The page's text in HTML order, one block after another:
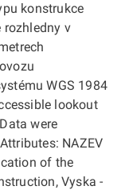
konstrukce
rozhledny v
WGS 1984
lookout
were
NAZEV
of the
Vyska -